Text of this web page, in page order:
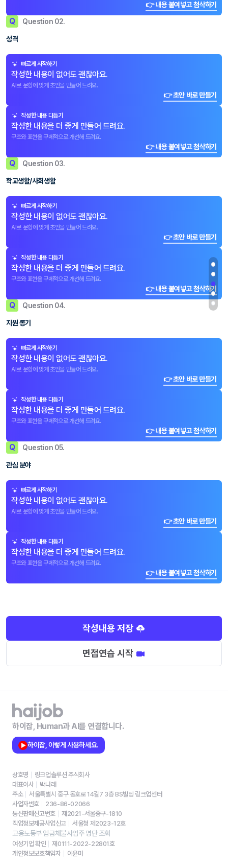
👉 내용 붙여넣고 첨삭하기
Q Question 02.
성격
빠르게 시작하기
작성한 내용이 없어도 괜찮아요.
AI로 문항에 맞게 초안을 만들어 드려요.
👉 초안 바로 만들기
작성한 내용 다듬기
작성한 내용을 더 좋게 만들어 드려요.
구조와 표현을 구체적으로 개선해 드려요.
👉 내용 붙여넣고 첨삭하기
Q Question 03.
학교생활/사회생활
빠르게 시작하기
작성한 내용이 없어도 괜찮아요.
AI로 문항에 맞게 초안을 만들어 드려요.
👉 초안 바로 만들기
작성한 내용 다듬기
작성한 내용을 더 좋게 만들어 드려요.
구조와 표현을 구체적으로 개선해 드려요.
👉 내용 붙여넣고 첨삭하기
Q Question 04.
지원 동기
빠르게 시작하기
작성한 내용이 없어도 괜찮아요.
AI로 문항에 맞게 초안을 만들어 드려요.
👉 초안 바로 만들기
작성한 내용 다듬기
작성한 내용을 더 좋게 만들어 드려요.
구조와 표현을 구체적으로 개선해 드려요.
👉 내용 붙여넣고 첨삭하기
Q Question 05.
관심 분야
빠르게 시작하기
작성한 내용이 없어도 괜찮아요.
AI로 문항에 맞게 초안을 만들어 드려요.
👉 초안 바로 만들기
작성한 내용 다듬기
작성한 내용을 더 좋게 만들어 드려요.
구조와 표현을 구체적으로 개선해 드려요.
👉 내용 붙여넣고 첨삭하기
작성내용 저장
면접연습 시작
하이잡, Human과 AI를 연결합니다.
하이잡, 이렇게 사용하세요.
상호명
링크업솔루션 주식회사
대표이사
박나래
주소
서울특별시 중구 동호로 14길7 3층 BS빌딩 링크업센터
사업자번호
236-86-02066
통신판매신고번호
제2021-서울중구-1810
직업정보제공사업신고
서울청 제2023-12호
고용노동부 임금체불사업주 명단 조회
여성기업 확인
제0111-2022-22801호
개인정보보호책임자
이윤미